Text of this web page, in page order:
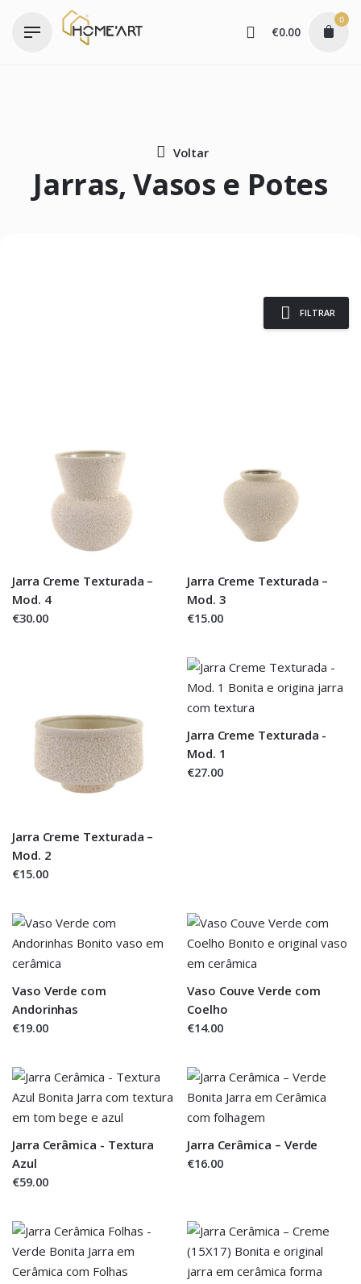
€0.00
0
Voltar
Jarras, Vasos e Potes
FILTRAR
Jarra Creme Texturada –
Mod. 4
€30.00
Jarra Creme Texturada –
Mod. 3
€15.00
Jarra Creme Texturada –
Mod. 2
€15.00
Jarra Creme Texturada -
Mod. 1
€27.00
Vaso Verde com
Andorinhas
€19.00
Vaso Couve Verde com
Coelho
€14.00
Jarra Cerâmica - Textura
Azul
€59.00
Jarra Cerâmica – Verde
€16.00